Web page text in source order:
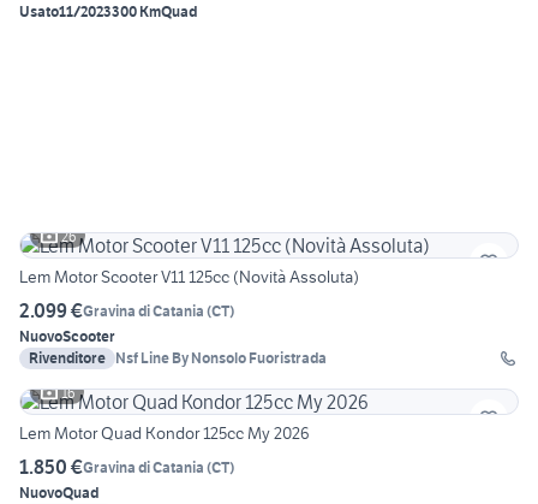
Usato11/2023300 KmQuad
26
Lem Motor Scooter V11 125cc (Novità Assoluta)
2.099 €Gravina di Catania (CT)
NuovoScooter
Rivenditore Nsf Line By Nonsolo Fuoristrada
16
Lem Motor Quad Kondor 125cc My 2026
1.850 €Gravina di Catania (CT)
NuovoQuad